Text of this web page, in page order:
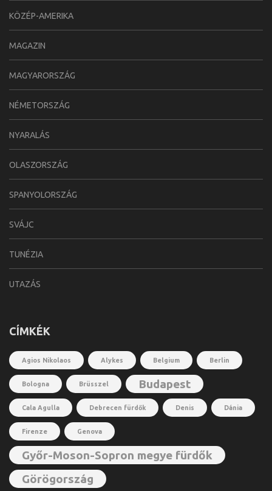
KÖZÉP-AMERIKA
MAGAZIN
MAGYARORSZÁG
NÉMETORSZÁG
NYARALÁS
OLASZORSZÁG
SPANYOLORSZÁG
SVÁJC
TUNÉZIA
UTAZÁS
CÍMKÉK
Agios Nikolaos Alykes Belgium Berlin
Bologna Brüsszel Budapest
Cala Agulla Debrecen fürdők Denis Dánia
Firenze Genova
Győr-Moson-Sopron megye fürdők
Görögország